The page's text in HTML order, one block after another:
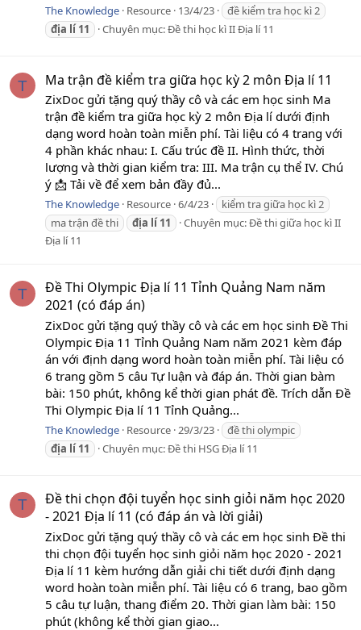
The Knowledge Resource 13/4/23
đề kiểm tra học kì 2
địa lí 11 Chuyên mục:Đề thi học kì II Địa lí 11
T Ma trận đề kiểm tra giữa học kỳ 2 môn Địa lí 11
ZixDoc gửi tặng quý thầy cô và các em học sinh Ma
trận đề kiểm tra giữa học kỳ 2 môn Địa lí dưới định
dạng word hoàn toàn miễn phí. Tài liệu có 4 trang với
4 phần khác nhau: I. Cấu trúc đề II. Hình thức, thời
lượng và thời gian kiểm tra: III. Ma trận cụ thể IV. Chú
ý 📩 Tải về để xem bản đầy đủ...
The Knowledge Resource 6/4/23
kiểm tra giữa học kì 2
ma trận đề thi
địa lí 11 Chuyên mục:Đề thi giữa học kì II
Địa lí 11
T
Đề Thi Olympic Địa lí 11 Tỉnh Quảng Nam năm
2021 (có đáp án)
ZixDoc gửi tặng quý thầy cô và các em học sinh Đề Thi
Olympic Địa 11 Tỉnh Quảng Nam năm 2021 kèm đáp
án với định dạng word hoàn toàn miễn phí. Tài liệu có
6 trang gồm 5 câu Tự luận và đáp án. Thời gian bàm
bài: 150 phút, không kể thời gian phát đề. Trích dẫn Đề
Thi Olympic Địa lí 11 Tỉnh Quảng...
The Knowledge Resource 29/3/23
đề thi olympic
địa lí 11 Chuyên mục:Đề thi HSG Địa lí 11
T
Đề thi chọn đội tuyển học sinh giỏi năm học 2020
- 2021 Địa lí 11 (có đáp án và lời giải)
ZixDoc gửi tặng quý thầy cô và các em học sinh Đề thi
thi chọn đội tuyển học sinh giỏi năm học 2020 - 2021
Địa lí 11 kèm hướng dẫn giải chi tiết dưới định dạng
word hoàn toàn miễn phí. Tài liệu có 6 trang, bao gồm
5 câu tự luận, thang điểm 20. Thời gian làm bài: 150
phút (không kể thời gian giao...